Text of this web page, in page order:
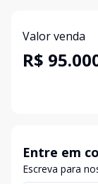
Valor venda
R$
Entre em
Escreva para